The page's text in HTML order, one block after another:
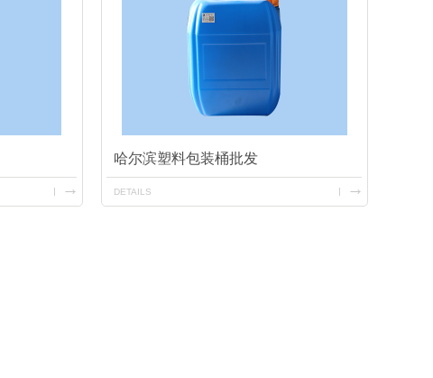
哈尔滨塑料包装桶批发
DETAILS